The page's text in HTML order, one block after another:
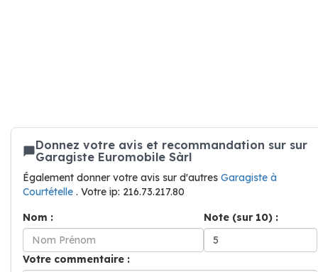
Donnez votre avis et recommandation sur sur
Garagiste Euromobile Sàrl
Également donner votre avis sur d'autres Garagiste à
Courtételle . Votre ip: 216.73.217.80
Nom :
Note (sur 10) :
Votre commentaire :